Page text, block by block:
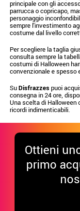
principale con gli
parrucca o copricapo,
personaggio
sempre l'investimento
costume dal livello
Per scegliere la taglia
consulta sempre la
costumi di Halloween
convenzionale e spesso
SuDisfrazzespuoi
consegna in 24 ore,
Una scelta di
ricordi indimenticabili.
Ottieni
primo